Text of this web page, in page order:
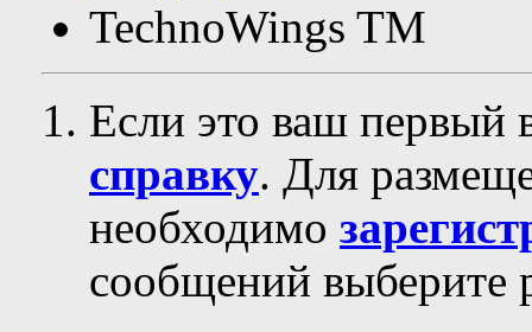
TechnoWings TM
Если это ваш первый
справку. Для
необходимо
сообщений выберите